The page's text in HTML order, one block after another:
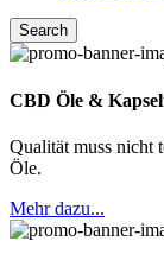
Search
CBD Öle &
Qualität muss nicht
Öle.
Mehr dazu...